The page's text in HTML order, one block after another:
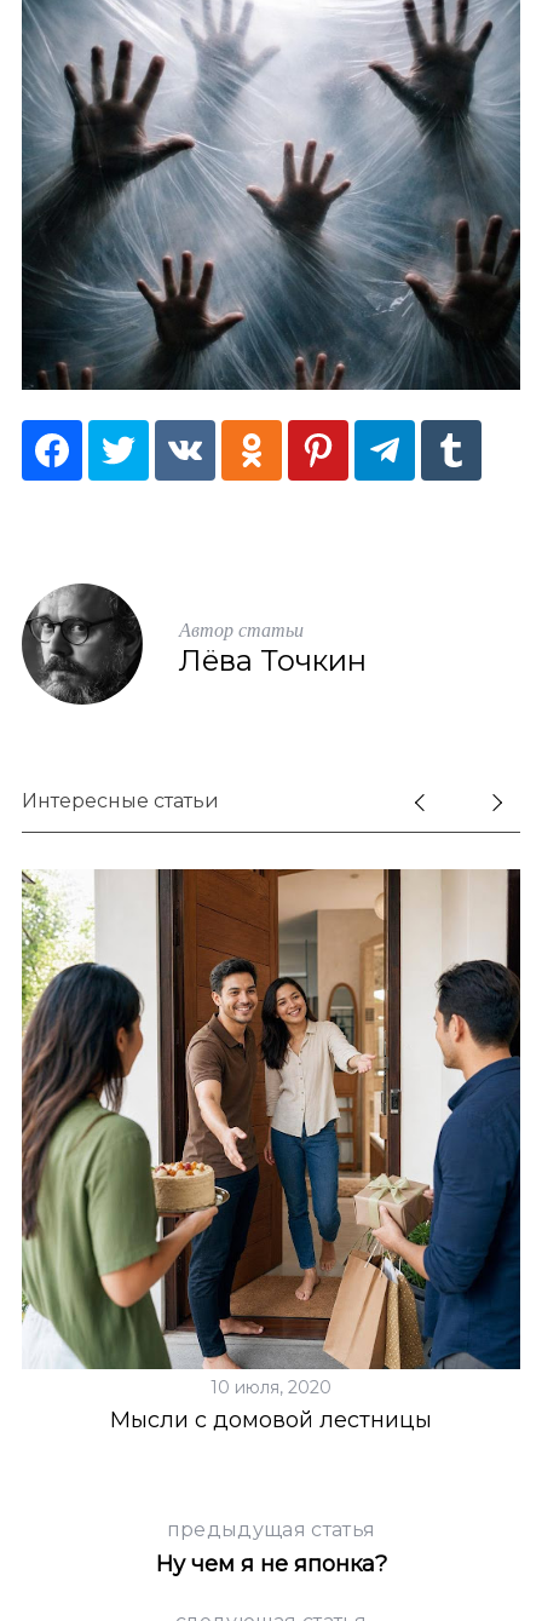
Автор статьи
Лёва Точкин
Интересные статьи
10 июля, 2020
Мысли с домовой лестницы
предыдущая статья
Ну чем я не японка?